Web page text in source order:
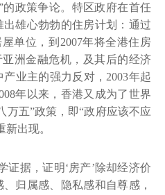
政策争论。特区政府在首任
雄心勃勃的住房计划：通过
单位，到2007年将全港住房
洲金融危机，及其后的经济
业主的强力反对，2003年起
年以来，香港又成为了世界
万五”政策，即“政府应该不应
新出现。
证据，证明‘房产’除却经济价
归属感、隐私感和自尊感，